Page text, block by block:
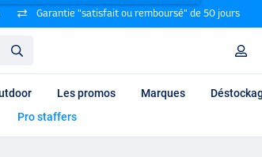
Garantie "satisfait ou remboursé" de 50 jours
Les promos Marques
Pro staffers